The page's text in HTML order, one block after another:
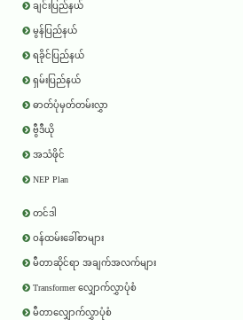
ချင်းပြည်နယ်
မွန်ပြည်နယ်
ရခိုင်ပြည်နယ်
ရှမ်းပြည်နယ်
ဓာတ်ပုံမှတ်တမ်းလွှာ
ဗွီဒီယို
အသံဖိုင်
NEP Plan
တင်ဒါ
ဝန်ထမ်းခေါ်စာများ
မီတာဆိုင်ရာ အချက်အလက်များ
Transformer လျှောက်လွှာပုံစံ
မီတာလျှောက်လွှာပုံစံ